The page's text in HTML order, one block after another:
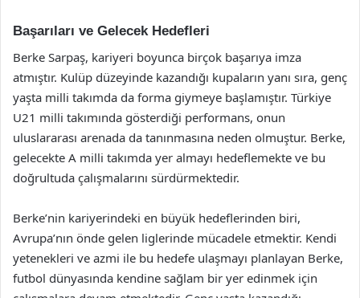
Başarıları ve Gelecek Hedefleri
Berke Sarpaş, kariyeri boyunca birçok başarıya imza
atmıştır. Kulüp düzeyinde kazandığı kupaların yanı sıra, genç
yaşta milli takımda da forma giymeye başlamıştır. Türkiye
U21 milli takımında gösterdiği performans, onun
uluslararası arenada da tanınmasına neden olmuştur. Berke,
gelecekte A milli takımda yer almayı hedeflemekte ve bu
doğrultuda çalışmalarını sürdürmektedir.
Berke’nin kariyerindeki en büyük hedeflerinden biri,
Avrupa’nın önde gelen liglerinde mücadele etmektir. Kendi
yetenekleri ve azmi ile bu hedefe ulaşmayı planlayan Berke,
futbol dünyasında kendine sağlam bir yer edinmek için